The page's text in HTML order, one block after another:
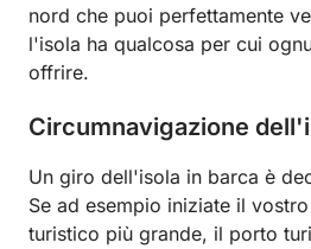
nord che puoi perfettamente
l'isola ha qualcosa per cui
offrire.
Circumnavigazione
Un giro dell'isola in barca è
Se ad esempio iniziate il
turistico più grande, il porto